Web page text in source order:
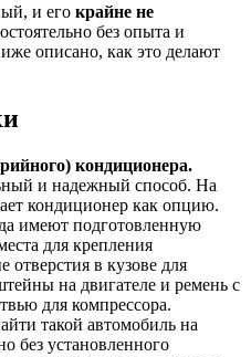
и его крайне не
без опыта и
описано, как это делают
кондиционера.
и надежный способ. На
кондиционер как опцию.
имеют подготовленную
для крепления
отверстия в кузове для
на двигателе и ремень с
для компрессора.
такой автомобиль на
без установленного